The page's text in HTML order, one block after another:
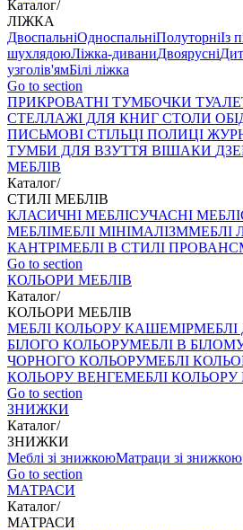
Каталог/
ЛІЖКА
ДвоспальніОдноспальніПолуторніІз
шухлядоюЛіжка-диваниДвоярусні
узголів'ямБілі ліжка
Go to section
ПРИКРОВАТНІ ТУМБОЧКИ
СТЕЛЛАЖІ ДЛЯ КНИГ СТОЛИ
ПИСЬМОВІ СТІЛЬЦI ПОЛИЦІ
ТУМБИ ДЛЯ ВЗУТТЯ ВІШАКИ
МЕБЛІВ
Каталог/
СТИЛІ МЕБЛІВ
КЛАСИЧНІ МЕБЛІСУЧАСНІ МЕБЛІ
МЕБЛІМЕБЛІ МІНІМАЛІЗММЕБЛІ
КАНТРІМЕБЛІ В СТИЛІ ПРОВАНС
Go to section
КОЛЬОРИ МЕБЛІВ
Каталог/
КОЛЬОРИ МЕБЛІВ
МЕБЛІ КОЛЬОРУ КАШЕМІР
БІЛОГО КОЛЬОРУМЕБЛІ В
ЧОРНОГО КОЛЬОРУМЕБЛІ
КОЛЬОРУ ВЕНГЕМЕБЛІ
Go to section
ЗНИЖКИ
Каталог/
ЗНИЖКИ
Меблі зі знижкоюМатраци зі знижкою
Go to section
МАТРАСИ
Каталог/
МАТРАСИ